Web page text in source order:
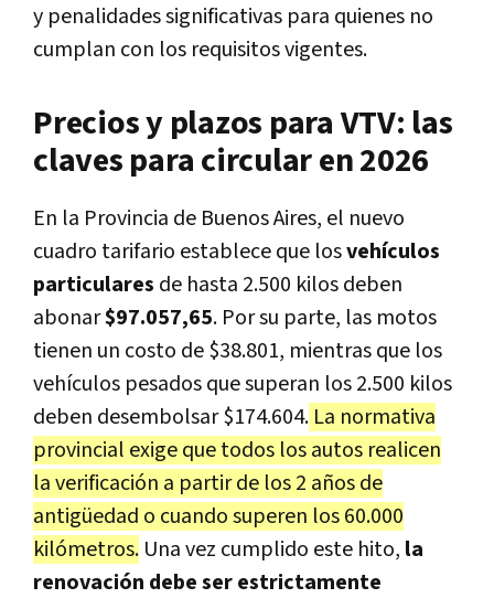
y penalidades significativas para quienes no
cumplan con los requisitos vigentes.
Precios y plazos para VTV: las
claves para circular en 2026
En la Provincia de Buenos Aires, el nuevo
cuadro tarifario establece que losvehículos
particulares de hasta 2.500 kilos deben
abonar$97.057,65. Por su parte, las motos
tienen un costo de $38.801, mientras que los
vehículos pesados que superan los 2.500 kilos
deben desembolsar $174.604. La normativa
provincial exige que todos los autos realicen
la verificación a partir de los 2 años de
antigüedad o cuando superen los 60.000
kilómetros. Una vez cumplido este hito, la
renovación debe ser estrictamente